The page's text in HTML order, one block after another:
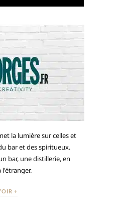
la lumière sur celles et
bar et des spiritueux.
bar, une distillerie, en
l'étranger.
+